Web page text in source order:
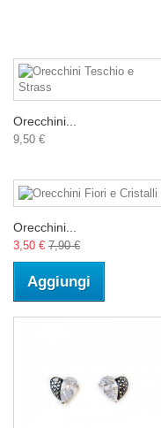
Orecchini...
9,50 €
Orecchini...
3,50 € 7,90 €
Aggiungi